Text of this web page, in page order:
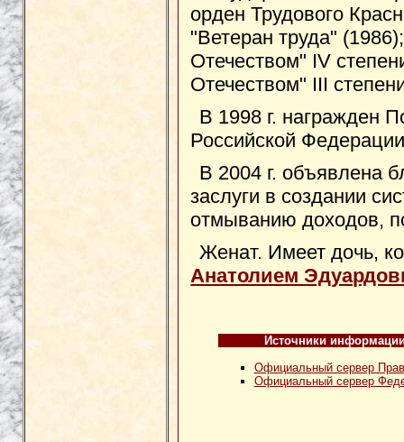
орден Трудового
"Ветеран труда"
Отечеством" IV
Отечеством" III
В 1998 г. награжден
Российской
В 2004 г. объявлена
заслуги в создании
отмыванию доходов,
Женат. Имеет дочь,
Анатолием
Источники
Официальный сервер
Официальный сервер